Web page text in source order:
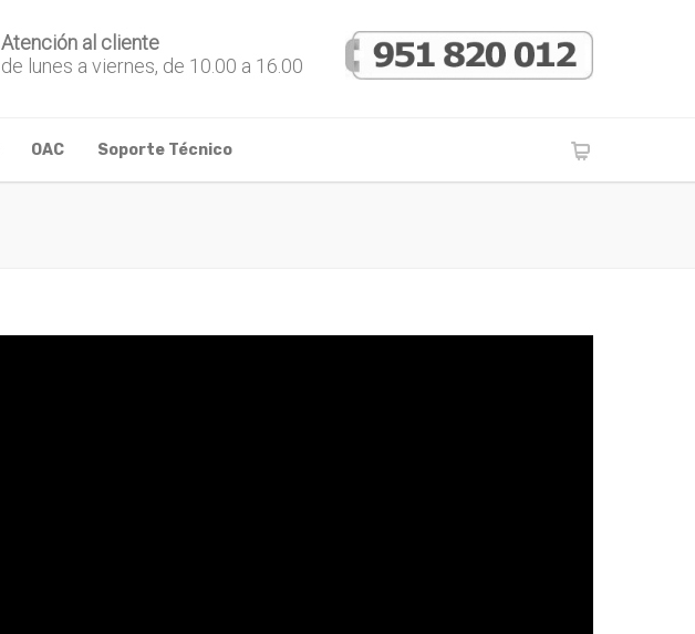
Atención al cliente
de lunes a viernes, de 10.00 a 16.00
OAC Soporte Técnico